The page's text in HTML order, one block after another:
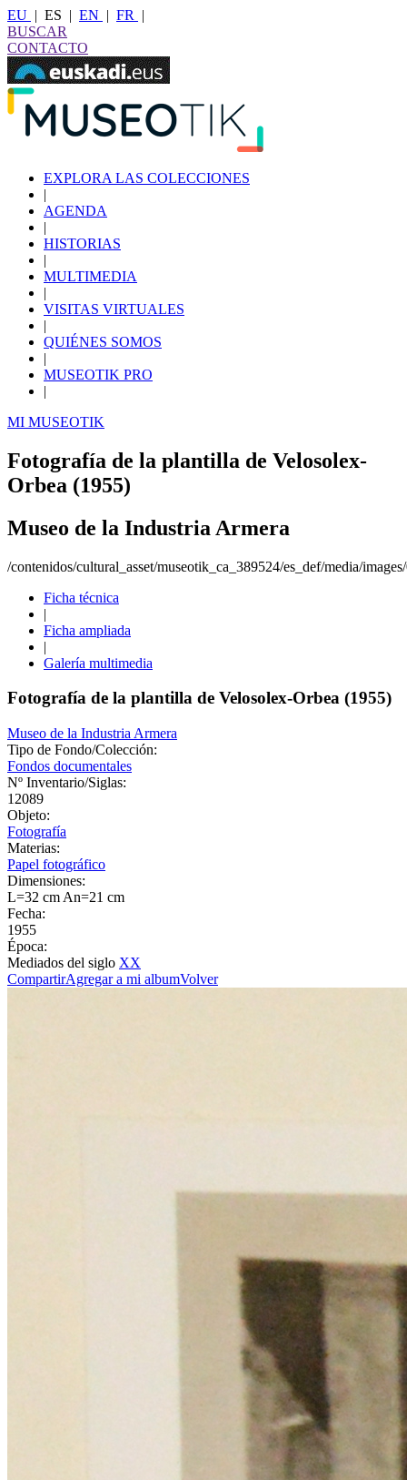
EU | ES | EN | FR
|
BUSCAR
CONTACTO
EXPLORA LAS COLECCIONES
|
AGENDA
|
HISTORIAS
|
MULTIMEDIA
|
VISITAS VIRTUALES
|
QUIÉNES SOMOS
|
MUSEOTIK PRO
|
MI MUSEOTIK
Fotografía de la plantilla de Velosolex-
Orbea (1955)
Museo de la Industria Armera
/contenidos/cultural_asset/museotik_ca_389524/es_def/media/
Ficha técnica
|
Ficha ampliada
|
Galería multimedia
Fotografía de la plantilla de Velosolex-Orbea (1955)
Museo de la Industria Armera
Tipo de Fondo/Colección:
Fondos documentales
Nº Inventario/Siglas:
12089
Objeto:
Fotografía
Materias:
Papel fotográfico
Dimensiones:
L=32 cm An=21 cm
Fecha:
1955
Época:
Mediados del siglo XX
CompartirAgregar a mi albumVolver